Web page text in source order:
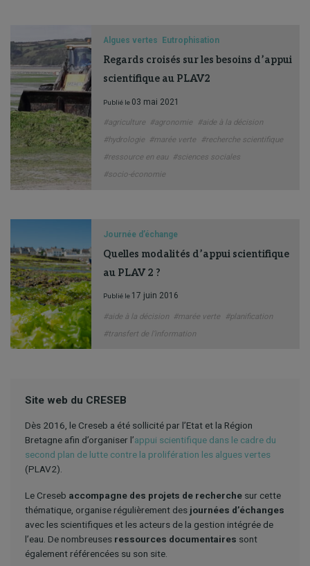
Algues vertes Eutrophisation
Regards croisés sur les besoins d’appui
scientifique au PLAV2
Publié le 03 mai 2021
#agriculture #agronomie
#aide à la décision
#hydrologie #marée verte
#recherche scientifique
#ressource en eau #sciences sociales
#socio-économie
Journée d’échange
Quelles modalités d’appui scientifique
au PLAV 2 ?
Publié le 17 juin 2016
#aide à la décision #marée verte
#planification
#transfert de l’information
Site web du CRESEB
Dès 2016, le Creseb a été sollicité par l’Etat et la Région
Bretagne afin d’organiser l’appui scientifique dans le cadre du
second plan de lutte contre la prolifération les algues vertes
(PLAV2).
Le Creseb accompagne des projets de recherche sur cette
thématique, organise régulièrement des journées d’échanges
avec les scientifiques et les acteurs de la gestion intégrée de
l’eau. De nombreuses ressources documentaires sont
également référencées su son site.